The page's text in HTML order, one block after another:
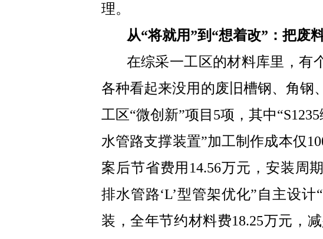
理。
从“将就用”到“想着改”：把废
在综采一工区的材料库里，有
各种看起来没用的废旧槽钢、角钢
工区“微创新”项目5项，其中
水管路支撑装置”加工制作成本仅
案后节省费用14.56万元，安装周
排水管路‘L’型管架优化”自主设
装，全年节约材料费18.25万元，